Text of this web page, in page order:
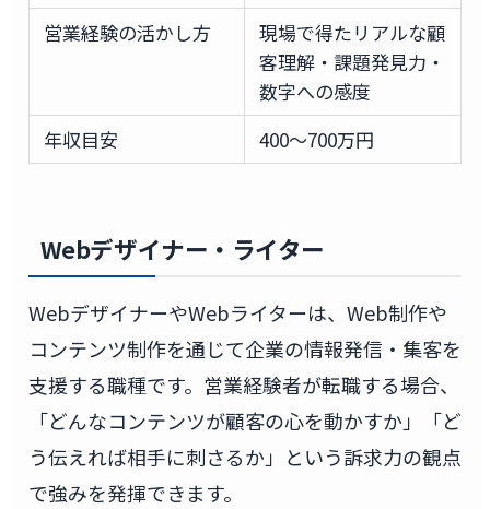
営業経験の活かし方
現場で得たリアルな顧
客理解・課題発見力・
数字への感度
年収目安
400〜700万円
Webデザイナー・ライター
WebデザイナーやWebライターは、Web制作や
コンテンツ制作を通じて企業の情報発信・集客を
支援する職種です。営業経験者が転職する場合、
「どんなコンテンツが顧客の心を動かすか」「ど
う伝えれば相手に刺さるか」という訴求力の観点
で強みを発揮できます。